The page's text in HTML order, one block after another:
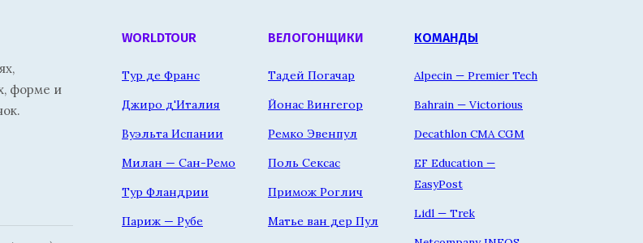
форме и
WORLDTOUR
Тур де Франс
Джиро д'Италия
Вуэльта Испании
Милан — Сан-Ремо
Тур Фландрии
Париж — Рубе
ВЕЛОГОНЩИКИ
Тадей Погачар
Йонас Вингегор
Ремко Эвенпул
Поль Сексас
Примож Роглич
Матье ван дер Пул
КОМАНДЫ
Alpecin — Premier Tech
Bahrain — Victorious
Decathlon CMA CGM
EF Education —
EasyPost
Lidl — Trek